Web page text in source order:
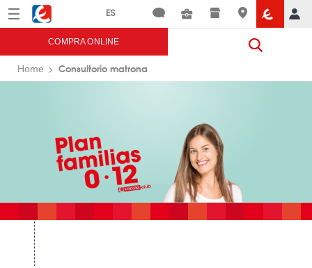
Menú Eroski
COMPRA ONLINE
Home Consultorio matrona